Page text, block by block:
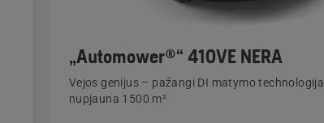
„Automower®“ 410VE NERA
Vejos genijus – pažangi DI matymo technologija,
nupjauna 1500 m²